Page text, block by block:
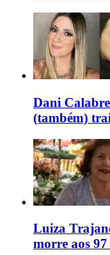
Dani
(também)
Luiza
morre aos 97